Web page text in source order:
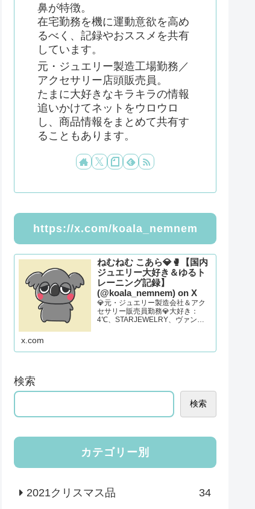
鼻が特徴。
在宅勤務を機に運動意欲を高め
るべく、記録やおススメを共有
しています。
元・ジュエリー製造工場勤務／
アクセサリー店頭販売員。
たまに大好きなキラキラの情報
追いかけてネットをウロウロ
し、商品情報をまとめて共有す
ることもあります。
https://x.com/koala_nemnem
ねむねむ こあら💎🥊【国内
ジュエリー大好き＆ゆるト
レーニング記録】
(@koala_nemnem) on X
💎元・ジュエリー製造会社＆アク
セサリー販売員勤務💎大好き：
4℃、STARJEWELRY、ヴァンド
ドベンチャー、ゆるくランニング
x.com
検索
検索
カテゴリー別
2021クリスマス品 34